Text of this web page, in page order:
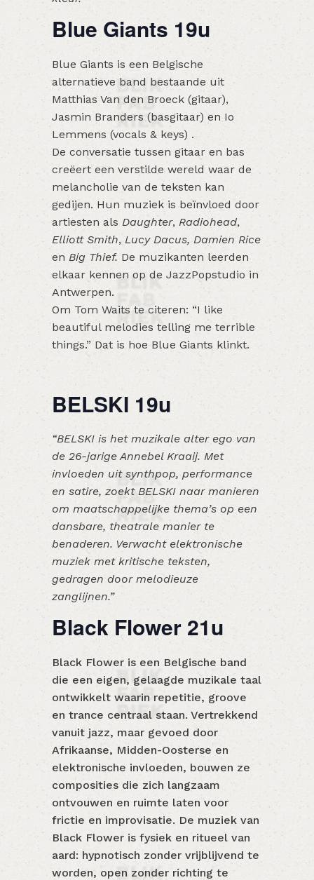
Blue Giants 19u
Blue Giants is een Belgische
alternatieve band bestaande uit
Matthias Van den Broeck (gitaar),
Jasmin Branders (basgitaar) en Io
Lemmens (vocals & keys) .
De conversatie tussen gitaar en bas
creëert een verstilde wereld waar de
melancholie van de teksten kan
gedijen. Hun muziek is beïnvloed door
artiesten als Daughter, Radiohead,
Elliott Smith, Lucy Dacus, Damien Rice
en Big Thief. De muzikanten leerden
elkaar kennen op de JazzPopstudio in
Antwerpen.
Om Tom Waits te citeren: “I like
beautiful melodies telling me terrible
things.” Dat is hoe Blue Giants klinkt.
BELSKI 19u
“BELSKI is het muzikale alter ego van
de 26-jarige Annebel Kraaij. Met
invloeden uit synthpop, performance
en satire, zoekt BELSKI naar manieren
om maatschappelijke thema’s op een
dansbare, theatrale manier te
benaderen. Verwacht elektronische
muziek met kritische teksten,
gedragen door melodieuze
zanglijnen.”
Black Flower 21u
Black Flower is een Belgische band
die een eigen, gelaagde muzikale taal
ontwikkelt waarin repetitie, groove
en trance centraal staan. Vertrekkend
vanuit jazz, maar gevoed door
Afrikaanse, Midden-Oosterse en
elektronische invloeden, bouwen ze
composities die zich langzaam
ontvouwen en ruimte laten voor
frictie en improvisatie. De muziek van
Black Flower is fysiek en ritueel van
aard: hypnotisch zonder vrijblijvend te
worden, open zonder richting te